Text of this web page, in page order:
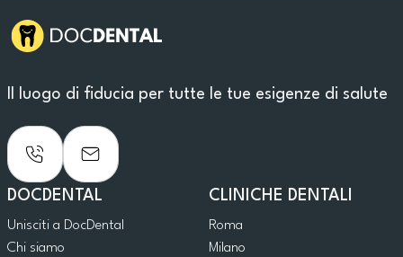
Il luogo di fiducia per tutte le tue esigenze di salute
DOCDENTAL
Unisciti a DocDental
Chi siamo
CLINICHE DENTALI
Roma
Milano